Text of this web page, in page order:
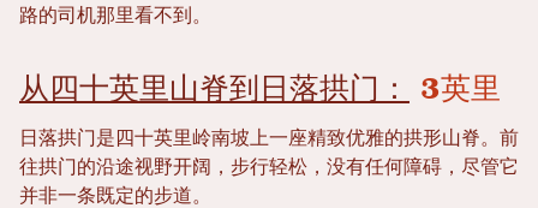
路的司机那里看不到。
从四十英里山脊到日落拱门： 3英里
日落拱门是四十英里岭南坡上一座精致优雅的拱形山脊。前
往拱门的沿途视野开阔，步行轻松，没有任何障碍，尽管它
并非一条既定的步道。